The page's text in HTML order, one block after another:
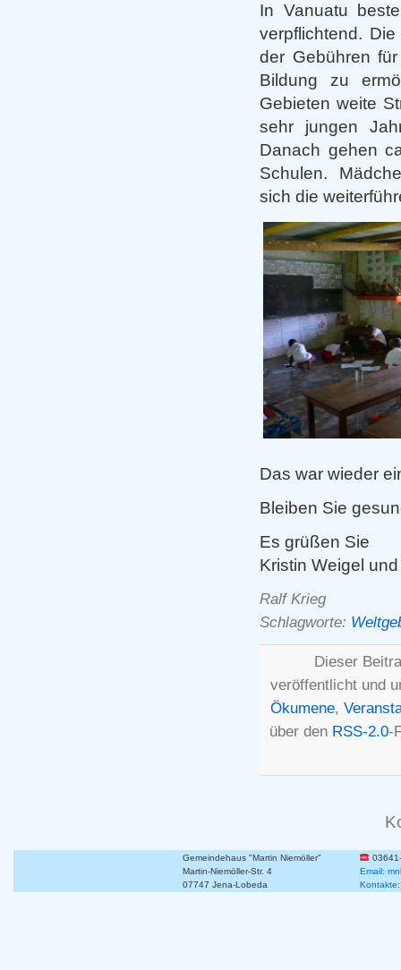
In Vanuatu
verpflichtend.
der Gebühren
Bildung zu
Gebieten weite
sehr jungen
Danach gehen
Schulen.
sich die
Das war wieder
Bleiben Sie
Es grüßen Sie
Kristin Weigel
Ralf Krieg
Schlagworte:
Dieser
veröffentlicht und
Ökumene,
über den RSS-2.0-
Gemeindehaus "Martin Niemöller"
Martin-Niemöller-Str. 4
Email:
07747 Jena-Lobeda